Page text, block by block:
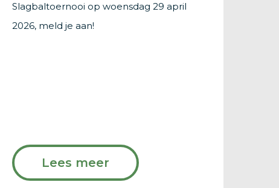
Slagbaltoernooi op woensdag 29 april
2026, meld je aan!
Lees meer